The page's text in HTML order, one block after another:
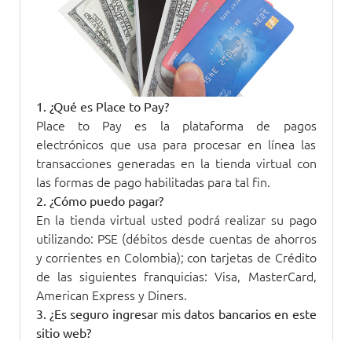
1. ¿Qué es Place to Pay?
Place to Pay es la plataforma de pagos
electrónicos que usa para procesar en línea las
transacciones generadas en la tienda virtual con
las formas de pago habilitadas para tal fin.
2. ¿Cómo puedo pagar?
En la tienda virtual usted podrá realizar su pago
utilizando: PSE (débitos desde cuentas de ahorros
y corrientes en Colombia); con tarjetas de Crédito
de las siguientes franquicias: Visa, MasterCard,
American Express y Diners.
3. ¿Es seguro ingresar mis datos bancarios en este
sitio web?